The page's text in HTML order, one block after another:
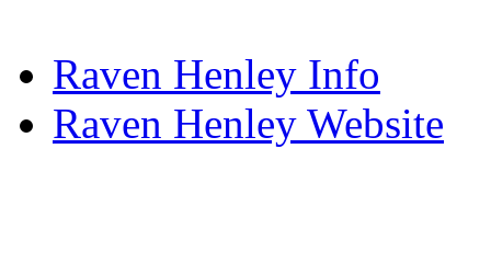
Raven Henley Info
Raven Henley Website